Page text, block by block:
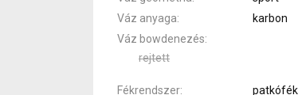
Váz anyaga
karbon
Váz bowdenezés
rejtett
Fékrendszer
patkófék